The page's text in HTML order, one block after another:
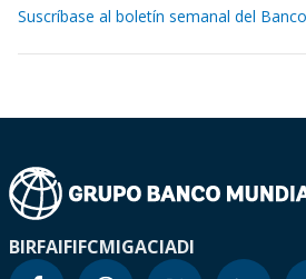
Suscríbase al boletín semanal del
BIRFAIFIFCMIGACIADI